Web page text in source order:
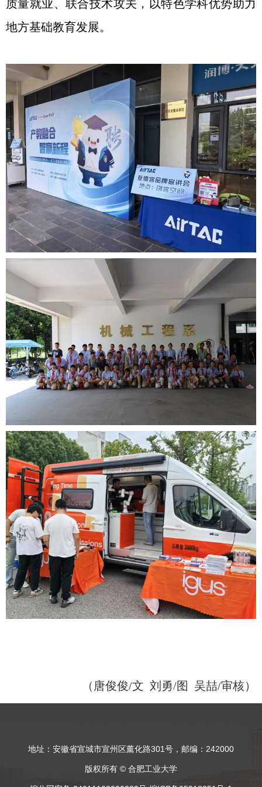
质量就业、联合技术攻关，以特色学科优势助力
地方基础教育发展。
（ 唐俊俊/文 刘勇/图 吴喆/审核）
地址：安徽省宣城市宣州区薰化路301号，邮编：242000
版权所有 © 合肥工业大学